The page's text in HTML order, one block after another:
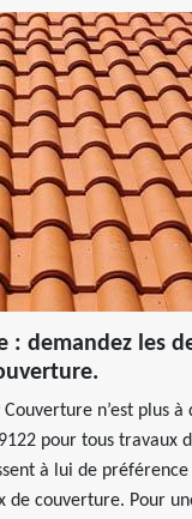
: demandez les
n’est plus
pour tous travaux
à lui de préférence
de couverture. Pour